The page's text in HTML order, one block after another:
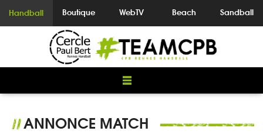
Handball Boutique WebTV Beach Sandball
//ANNONCE MATCH